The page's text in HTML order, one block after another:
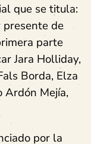
que se titula:
presente de
parte
Jara Holliday,
Borda, Elza
Ardón Mejía,
por la